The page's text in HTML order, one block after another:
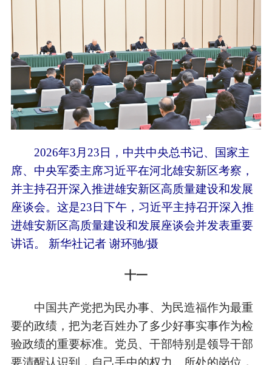
2026年3月23日，中共中央总书记、国家主
席、中央军委主席习近平在河北雄安新区考察，
并主持召开深入推进雄安新区高质量建设和发展
座谈会。这是23日下午，习近平主持召开深入推
进雄安新区高质量建设和发展座谈会并发表重要
讲话。 新华社记者 谢环驰/摄
十一
中国共产党把为民办事、为民造福作为最重
要的政绩，把为老百姓办了多少好事实事作为检
验政绩的重要标准。党员、干部特别是领导干部
要清醒认识到，自己手中的权力、所处的岗位，